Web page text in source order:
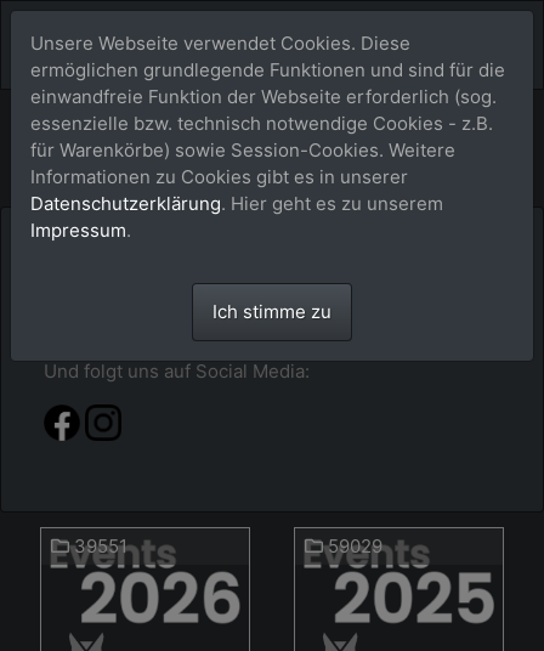
Bildershop
Hier im buy-a-picture.de-Shop findest du alles
den Pferdenamen ein.
Und folgt uns auf Social Media:
39551 59029
Unsere Webseite verwendet Cookies. Diese
ermöglichen grundlegende Funktionen und sind für die
einwandfreie Funktion der Webseite erforderlich (sog.
essenzielle bzw. technisch notwendige Cookies - z.B.
für Warenkörbe) sowie Session-Cookies. Weitere
Informationen zu Cookies gibt es in unserer
Datenschutzerklärung. Hier geht es zu unserem
Impressum.
Ich stimme zu